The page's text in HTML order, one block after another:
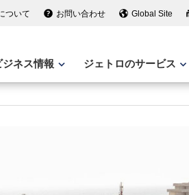
ついて お問い合わせ Global Site
ジネス情報 ジェトロのサービス